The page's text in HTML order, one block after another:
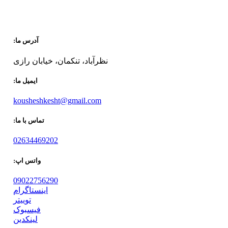
آدرس ما:
نظرآباد، تنکمان، خیابان رازی
ایمیل ما:
kousheshkesht@gmail.com
تماس با ما:
02634469202
واتس اپ:
09022756290
اینستاگرام
توییتر
فیسبوک
لینکدین